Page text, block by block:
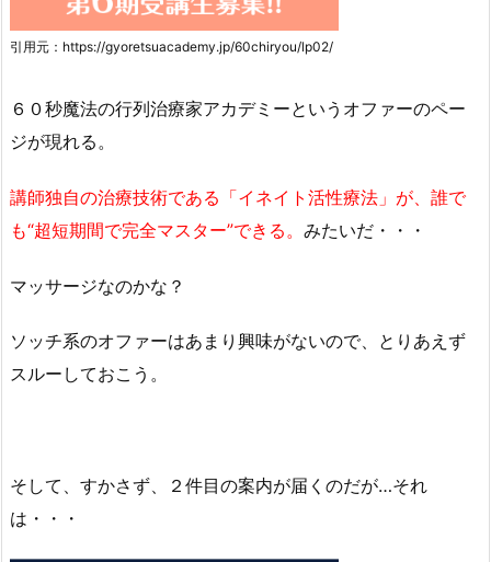
引用元：https://gyoretsuacademy.jp/60chiryou/lp02/
６０秒魔法の行列治療家アカデミーというオファーのペー
ジが現れる。
講師独自の治療技術である 「イネイト活性療法」 が、誰で
も“超短期間で完全マスター”できる。 みたいだ・・・
マッサージなのかな？
ソッチ系のオファーはあまり興味がないので、とりあえず
スルーしておこう。
そして、すかさず、２件目の案内が届くのだが…それ
は・・・